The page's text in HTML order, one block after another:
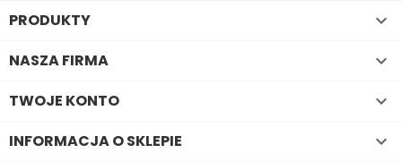
PRODUKTY 
NASZA FIRMA 
TWOJE KONTO 
INFORMACJA O SKLEPIE 